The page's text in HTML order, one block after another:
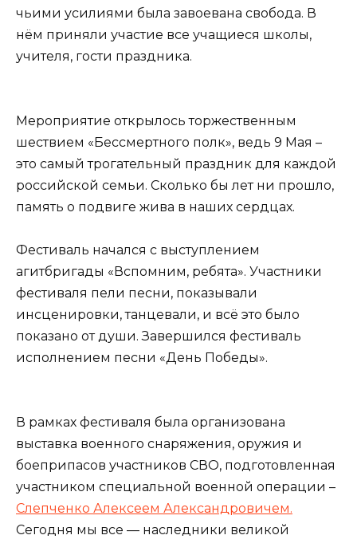
чьими усилиями была завоевана свобода. В
нём приняли участие все учащиеся школы,
учителя, гости праздника.
Мероприятие открылось торжественным
шествием «Бессмертного полк», ведь 9 Мая –
это самый трогательный праздник для каждой
российской семьи. Сколько бы лет ни прошло,
память о подвиге жива в наших сердцах.
Фестиваль начался с выступлением
агитбригады «Вспомним, ребята». Участники
фестиваля пели песни, показывали
инсценировки, танцевали, и всё это было
показано от души. Завершился фестиваль
исполнением песни «День Победы».
В рамках фестиваля была организована
выставка военного снаряжения, оружия и
боеприпасов участников СВО, подготовленная
участником специальной военной операции –
Слепченко Алексеем Александровичем.
Сегодня мы все — наследники великой